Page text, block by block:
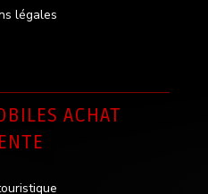
légales
ACHAT